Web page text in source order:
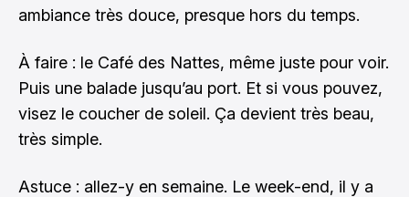
ambiance très douce, presque hors du temps.
À faire : le Café des Nattes, même juste pour voir.
Puis une balade jusqu’au port. Et si vous pouvez,
visez le coucher de soleil. Ça devient très beau,
très simple.
Astuce : allez-y en semaine. Le week-end, il y a